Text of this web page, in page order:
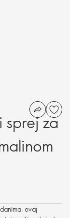
sprej za
ovaj